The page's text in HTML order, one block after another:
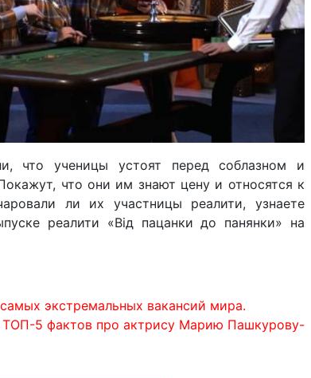
что ученицы устоят перед соблазном и
что они им знают цену и относятся к
ли их участницы реалити, узнаете
реалити «Від пацанки до панянки» на
экстремальных вакансий мира.
ТОП-5 фактов про актрису Марию Пашкурову-